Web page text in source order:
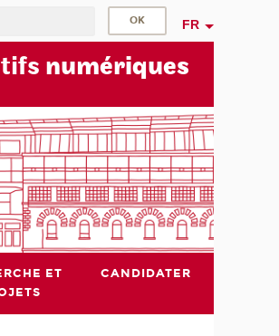
FR
numériques
ET
CANDIDATER